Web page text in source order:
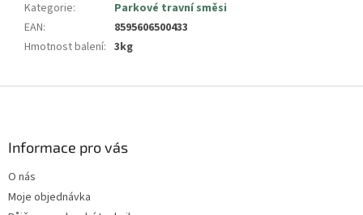
Kategorie:
Parkové travní směsi
EAN:
8595606500433
Hmotnost balení: 3kg
Informace pro vás
O nás
Moje objednávka